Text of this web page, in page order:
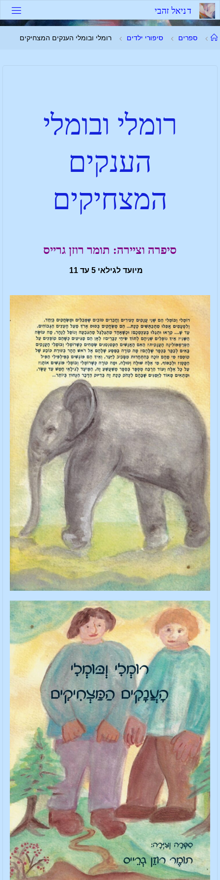
דניאל זהבי
ספרים סיפורי ילדים רומלי ובומלי הענקים המצחיקים
רומלי ובומלי
הענקים
המצחיקים
סיפרה וציירה: תומר רוזן גרייס
מיועד לגילאי 5 עד 11